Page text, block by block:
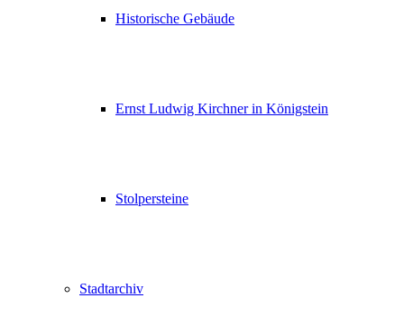
Historische Gebäude
Ernst Ludwig Kirchner in Königstein
Stolpersteine
Stadtarchiv